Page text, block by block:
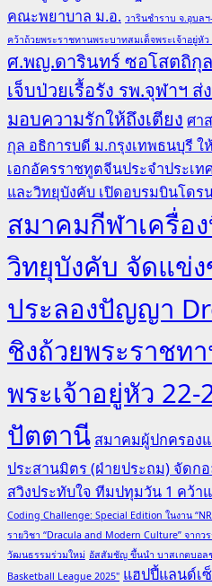
คณะพยาบาล ม.อ. วารินชำราบ จ.อุบล
คว้าถ้วยพระราชทานพระบาทสมเด็จพระเจ้าอยู่หั
ศ.พญ.ดารินทร์ ซอโสตถิกุ
เจ็บป่วยเรื้อรัง รพ.จุฬาฯ
มอบความรักให้ถึงเตียง ศา
กุล อธิการบดี ม.กรุงเทพธนบุรี
เอกอัครราชทูตจีนประจำประเท
และวิทยุบังคับ เปิดอบรมบินโดร
สมาคมกีฬาเครื่อ
วิทยุบังคับ จัดแข่
ประลองปัญญา
ชิงถ้วยพระราชท
พระเจ้าอยู่หัว
ปัตตานี สมาคมผู้ปกครอง
ประสานมิตร (ฝ่ายประถม) จัดก
สวิงประทับใจ ทีมปทุมวัน 1 คว้า
Coding Challenge: Special Edition ในงาน
รายวิชา “Dracula and Modern Culture” จาก
วัฒนธรรมร่วมใหม่ อัสสัมชัญ ขึ้นนำ บาสเกตบอล
Basketball League 2025" แฮปปี้แลนด์เ